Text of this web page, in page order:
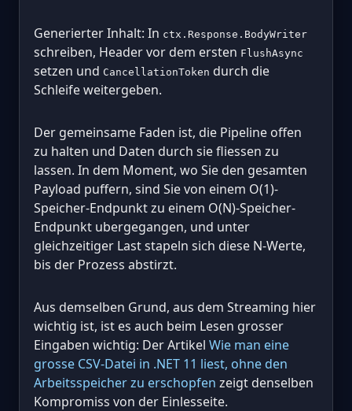
Generierter Inhalt: In ctx.Response.BodyWriter
schreiben, Header vor dem ersten FlushAsync
setzen und CancellationToken durch die
Schleife weitergeben.
Der gemeinsame Faden ist, die Pipeline offen
zu halten und Daten durch sie fliessen zu
lassen. In dem Moment, wo Sie den gesamten
Payload puffern, sind Sie von einem O(1)-
Speicher-Endpunkt zu einem O(N)-Speicher-
Endpunkt ubergegangen, und unter
gleichzeitiger Last stapeln sich diese N-Werte,
bis der Prozess abstirzt.
Aus demselben Grund, aus dem Streaming hier
wichtig ist, ist es auch beim Lesen grosser
Eingaben wichtig: Der Artikel Wie man eine
grosse CSV-Datei in .NET 11 liest, ohne den
Arbeitsspeicher zu erschopfen zeigt denselben
Kompromiss von der Einlesseite.